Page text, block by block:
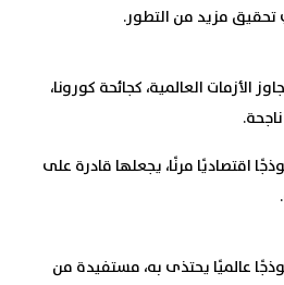
تحقيق مزيد من التطور.
الأزمات العالمية، كجائحة كورونا،
اقتصاديًا مرنًا، يجعلها قادرة على
عالميًا يحتذى به، مستفيدة من